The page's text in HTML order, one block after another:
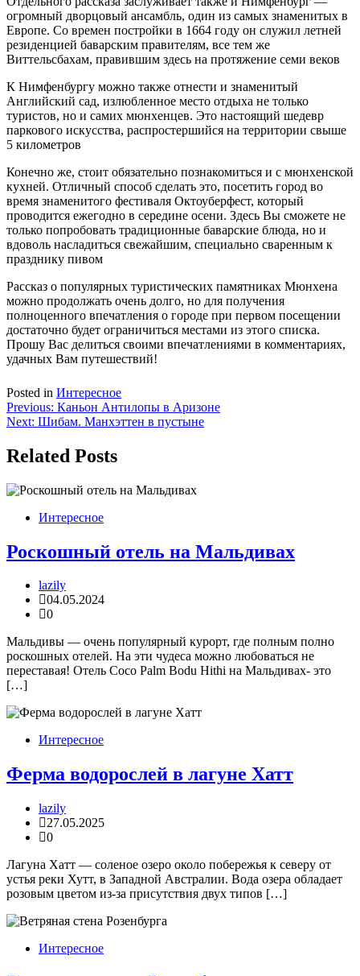
огромный дворцовый ансамбль, один из самых знаменитых в
Европе. Со времен постройки в 1664 году он служил летней
резиденцией баварским правителям, все тем же
Виттельсбахам, правившим здесь на протяжение семи веков
К Нимфенбургу можно также отнести и знаменитый
Английский сад, излюбленное место отдыха не только
туристов, но и самих мюнхенцев. Это настоящий шедевр
паркового искусства, распростершийся на территории свыше
5 километров
Конечно же, стоит обязательно познакомиться и с мюнхенской
кухней. Отличный способ сделать это, посетить город во
время знаменитого фестиваля Октоуберфест, который
проводится ежегодно в середине осени. Здесь Вы сможете не
только попробовать традиционные баварские блюда, но и
вдоволь насладиться свежайшим, специально сваренным к
празднику пивом
Рассказ о популярных туристических памятниках Мюнхена
можно продолжать очень долго, но для получения
полноценного впечатления о городе при первом посещении
достаточно будет ограничиться местами из этого списка.
Прошу Вас делиться своими впечатлениями в комментариях,
удачных Вам путешествий!
Posted in Интересное
Навигация
по
записям
Previous: Каньон Антилопы в Аризоне
Next: Шибам. Манхэттен в пустыне
Related Posts
Интересное
Роскошный отель на Мальдивах
lazily
04.05.2024
0
Мальдивы — очень популярный курорт, где полным полно
роскошных отелей. На эти чудеса можно любоваться не
переставая! Отель Coco Palm Bodu Hithi на Мальдивах- это
[…]
Интересное
Ферма водорослей в лагуне Хатт
lazily
27.05.2025
0
Лагуна Хатт — соленое озеро около побережья к северу от
устья реки Хутт, в Западной Австралии. Вода озера обладает
розовым цветом из-за присутствия двух типов […]
Интересное